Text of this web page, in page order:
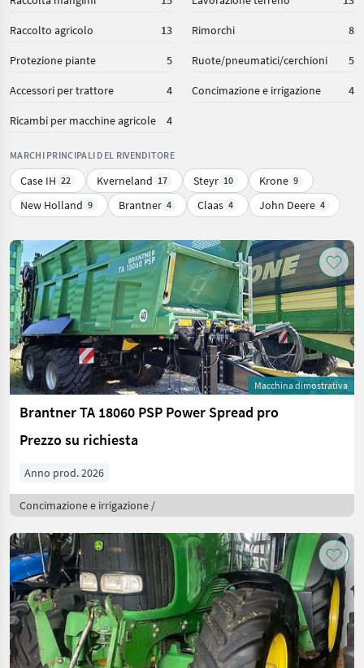
Raccolto agricolo 13 Rimorchi 8
Protezione piante 5 Ruote/pneumatici/cerchioni 5
Accessori per trattore 4 Concimazione e irrigazione 4
Ricambi per macchine agricole 4
MARCHI PRINCIPALI DEL RIVENDITORE
Case IH 22 Kverneland 17 Steyr 10 Krone 9
New Holland 9 Brantner 4 Claas 4 John Deere 4
Macchina dimostrativa
Brantner TA 18060 PSP Power Spread pro
Prezzo su richiesta
Anno prod. 2026
Concimazione e irrigazione /